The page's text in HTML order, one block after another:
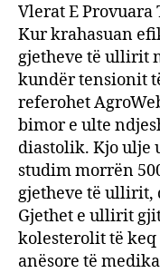
Vlerat E Provuara
Kur krahasuan
gjetheve të ullirit
kundër tensionit
referohet
bimor e ulte
diastolik. Kjo ulje
studim morrën
gjetheve të ullirit,
Gjethet e ullirit
kolesterolit të
anësore të